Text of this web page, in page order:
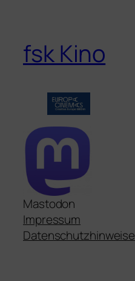
fsk Kino
Mastodon
Impressum
Datenschutzhinweise